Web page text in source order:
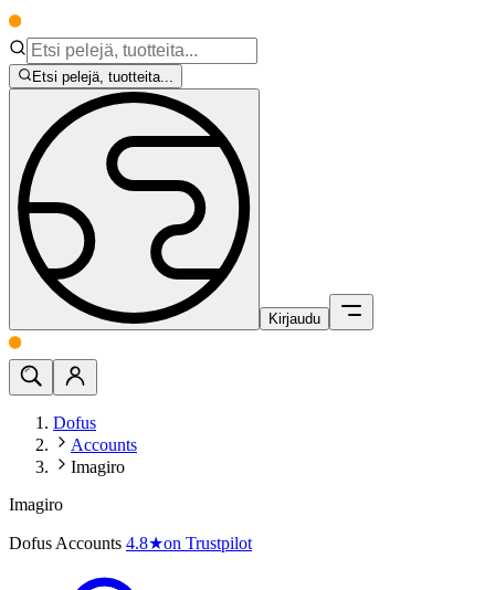
Etsi pelejä, tuotteita...
Kirjaudu
Dofus
Accounts
Imagiro
Imagiro
Dofus Accounts 4.8★on Trustpilot